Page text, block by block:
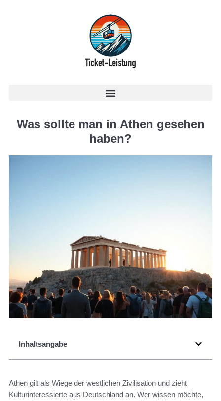
Was sollte man in Athen gesehen
haben?
Inhaltsangabe
Athen gilt als Wiege der westlichen Zivilisation und zieht
Kulturinteressierte aus Deutschland an. Wer wissen möchte,